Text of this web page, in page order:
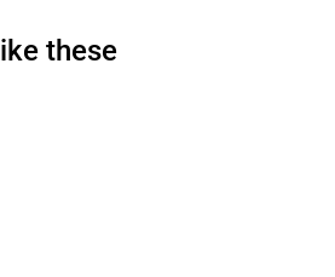
these